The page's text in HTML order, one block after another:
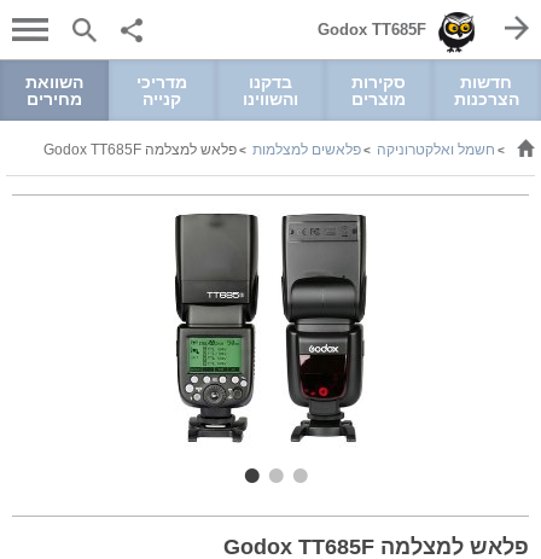
Godox TT685F
חדשות
הצרכנות
סקירות
מוצרים
בדקנו
והשווינו
מדריכי
קנייה
השוואת
מחירים
> חשמל ואלקטרוניקה >פלאשים למצלמות >פלאש למצלמה Godox TT685F
פלאש למצלמה Godox TT685F